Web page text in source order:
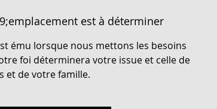
est à déterminer
ému lorsque nous mettons les besoins
foi déterminera votre issue et celle de
et de votre famille.